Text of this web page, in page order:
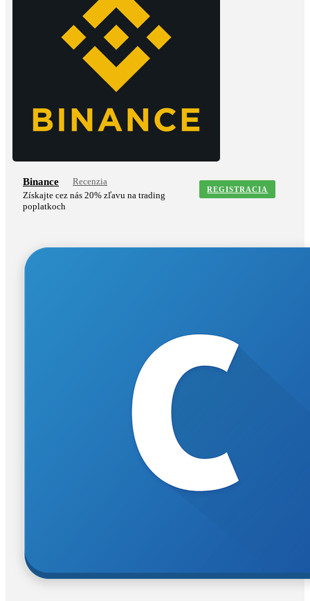
Binance
Recenzia
Získajte cez nás 20% zľavu na trading
poplatkoch
REGISTRACIA